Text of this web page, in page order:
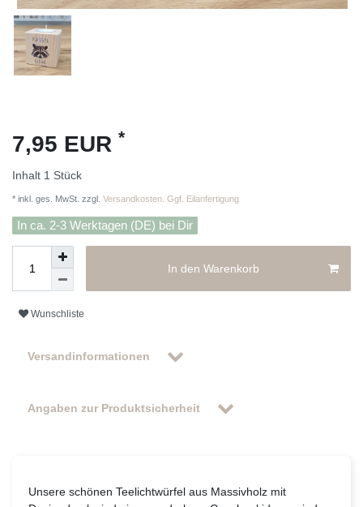
7,95 EUR *
Inhalt 1 Stück
* inkl. ges. MwSt. zzgl. Versandkosten. Ggf. Eilanfertigung
In ca. 2-3 Werktagen (DE) bei Dir
In den Warenkorb
Wunschliste
Versandinformationen
Angaben zur Produktsicherheit
Unsere schönen Teelichtwürfel aus Massivholz mit